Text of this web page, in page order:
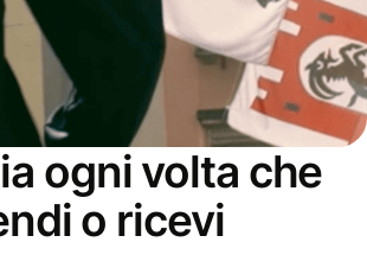
ogni volta che
o ricevi